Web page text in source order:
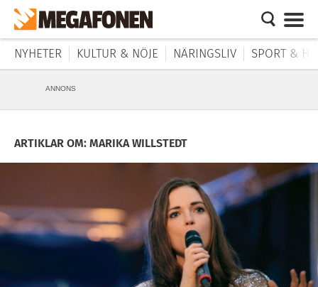
NYHETER KULTUR & NÖJE NÄRINGSLIV SPORT &
ANNONS
ARTIKLAR OM: MARIKA WILLSTEDT